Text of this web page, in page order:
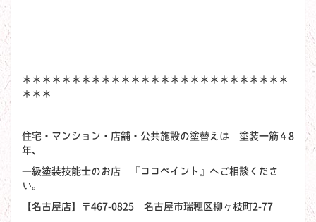
＊＊＊＊＊＊＊＊＊＊＊＊＊＊＊＊＊＊＊＊＊＊＊＊＊＊＊
＊＊＊
住宅・マンション・店舗・公共施設の塗替えは 塗装一筋４8
年、
一級塗装技能士のお店 『ココペイント』へご相談くださ
い。
【名古屋店】〒467-0825 名古屋市瑞穂区柳ヶ枝町2-77